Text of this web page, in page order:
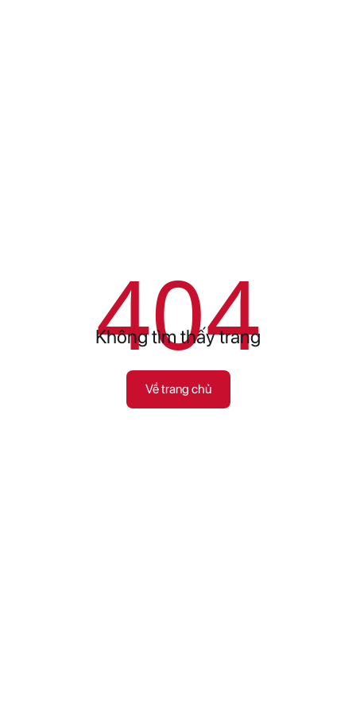
404
Không tìm thấy trang
Về trang chủ